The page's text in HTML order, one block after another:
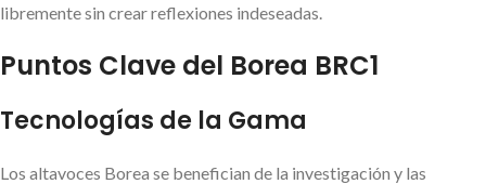
libremente sin crear reflexiones indeseadas.
Puntos Clave del Borea BRC1
Tecnologías de la Gama
Los altavoces Borea se benefician de la investigación y las